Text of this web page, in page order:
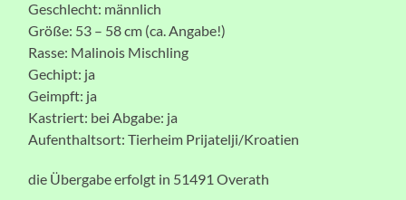
Geschlecht: männlich
Größe: 53 – 58 cm (ca. Angabe!)
Rasse: Malinois Mischling
Gechipt: ja
Geimpft: ja
Kastriert: bei Abgabe: ja
Aufenthaltsort: Tierheim Prijatelji/Kroatien
die Übergabe erfolgt in 51491 Overath